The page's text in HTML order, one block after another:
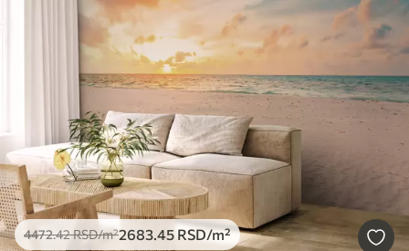
4472.42RSD/m²2683.45 RSD/m²